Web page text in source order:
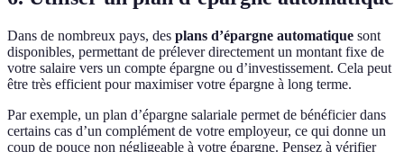
Dans de nombreux pays, des plans d’épargne automatique sont
disponibles, permettant de prélever directement un montant fixe de
votre salaire vers un compte épargne ou d’investissement. Cela peut
être très efficient pour maximiser votre épargne à long terme.
Par exemple, un plan d’épargne salariale permet de bénéficier dans
certains cas d’un complément de votre employeur, ce qui donne un
coup de pouce non négligeable à votre épargne. Pensez à vérifier